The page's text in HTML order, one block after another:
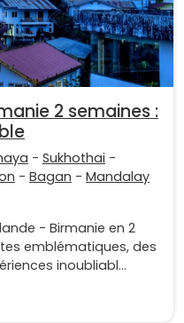
2 semaines :
- Sukhothai -
- Bagan - Mandalay
- Birmanie en 2
emblématiques, des
inoubliabl...